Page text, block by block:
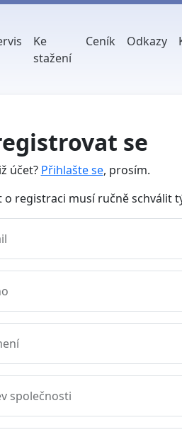
Ke
stažení
Ceník Odkazy
se
účet? Přihlašte se, prosím.
o registraci musí ručně schválit
společnosti